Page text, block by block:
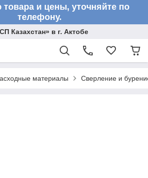
и цены, уточняйте по
телефону.
Казахстан» в г. Актобе
материалы Сверление и